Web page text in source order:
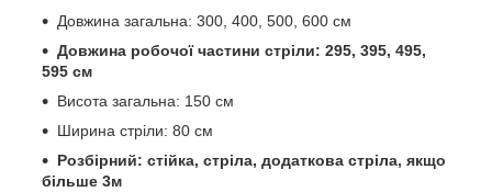
Довжина загальна: 300, 400, 500, 600 см
Довжина робочої частини стріли: 295, 395, 495,
595 см
Висота загальна: 150 см
Ширина стріли: 80 см
Розбірний: стійка, стріла, додаткова стріла, якщо
більше 3м